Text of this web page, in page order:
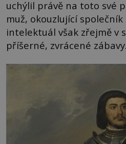
uchýlil právě na toto své
muž, okouzlující
intelektuál však zřejmě v
příšerné, zvrácené